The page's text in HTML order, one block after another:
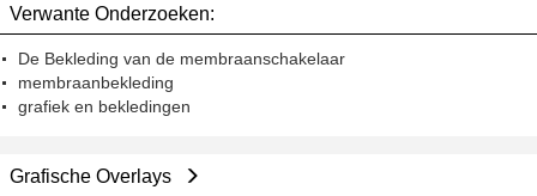
Verwante Onderzoeken:
De Bekleding van de membraanschakelaar
membraanbekleding
grafiek en bekledingen
Grafische Overlays